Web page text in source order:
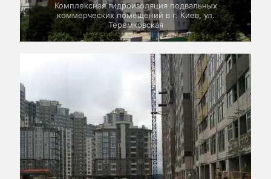
Комплексная гидроизоляция подвальных
коммерческих помещений в г. Киев, ул.
Теремковская